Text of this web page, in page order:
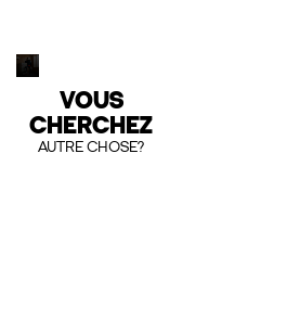
VOUS
CHERCHEZ
AUTRE CHOSE?